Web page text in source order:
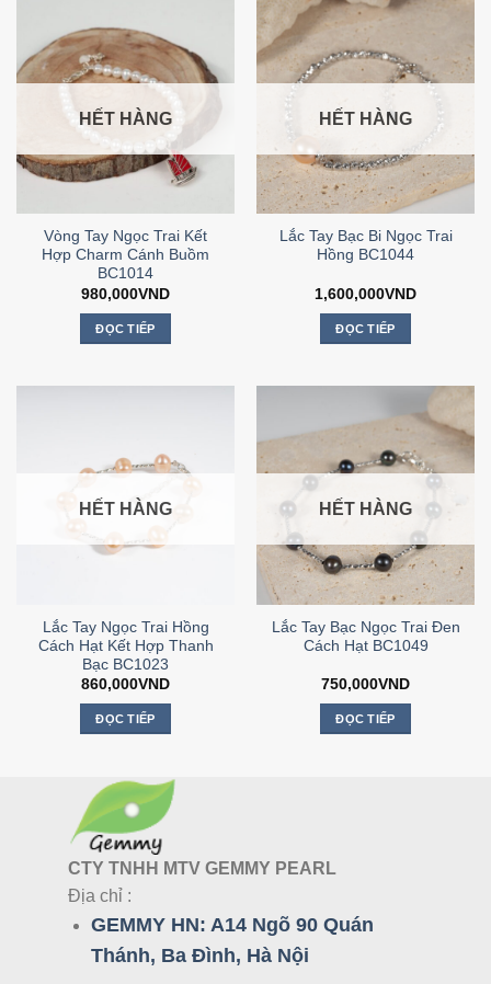
HẾT HÀNG
Vòng Tay Ngọc Trai Kết
Hợp Charm Cánh Buồm
BC1014
980,000VND
ĐỌC TIẾP
HẾT HÀNG
Lắc Tay Bạc Bi Ngọc Trai
Hồng BC1044
1,600,000VND
ĐỌC TIẾP
HẾT HÀNG
Lắc Tay Ngọc Trai Hồng
Cách Hạt Kết Hợp Thanh
Bạc BC1023
860,000VND
ĐỌC TIẾP
HẾT HÀNG
Lắc Tay Bạc Ngọc Trai Đen
Cách Hạt BC1049
750,000VND
ĐỌC TIẾP
CTY TNHH MTV GEMMY PEARL
Địa chỉ :
GEMMY HN: A14 Ngõ 90 Quán
Thánh, Ba Đình, Hà Nội